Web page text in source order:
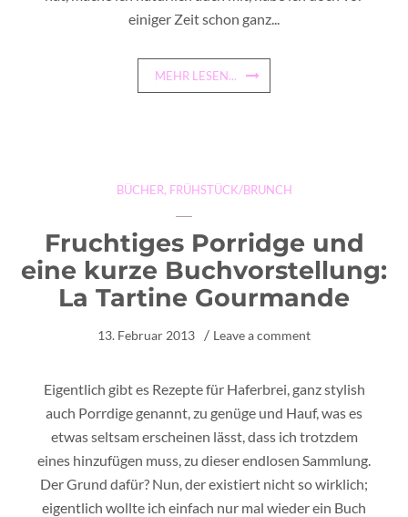
einiger Zeit schon ganz...
MEHR LESEN...
BÜCHER, FRÜHSTÜCK/BRUNCH
Fruchtiges Porridge und
eine kurze Buchvorstellung:
La Tartine Gourmande
13. Februar 2013 Leave a comment
Eigentlich gibt es Rezepte für Haferbrei, ganz stylish
auch Porrdige genannt, zu genüge und Hauf, was es
etwas seltsam erscheinen lässt, dass ich trotzdem
eines hinzufügen muss, zu dieser endlosen Sammlung.
Der Grund dafür? Nun, der existiert nicht so wirklich;
eigentlich wollte ich einfach nur mal wieder ein Buch